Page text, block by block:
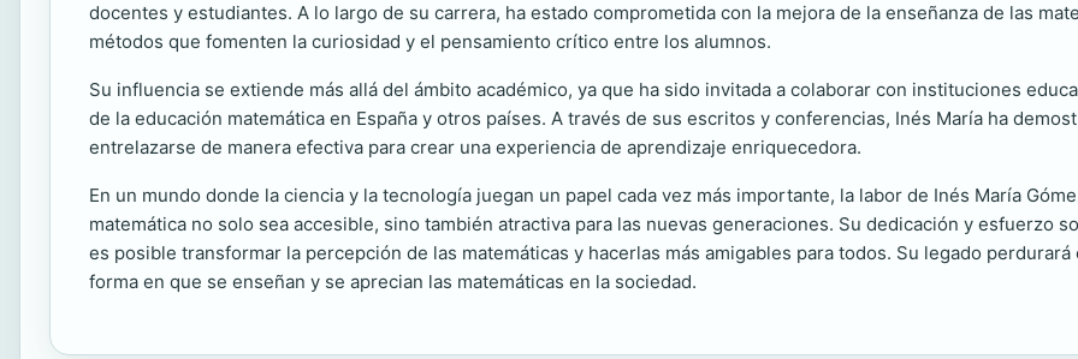
docentes y estudiantes. A lo largo de su carrera, ha estado comprometida con la mejora de la enseñanza de las
métodos que fomenten la curiosidad y el pensamiento crítico entre los alumnos.
Su influencia se extiende más allá del ámbito académico, ya que ha sido invitada a colaborar con instituciones
de la educación matemática en España y otros países. A través de sus escritos y conferencias, Inés María ha
entrelazarse de manera efectiva para crear una experiencia de aprendizaje enriquecedora.
En un mundo donde la ciencia y la tecnología juegan un papel cada vez más importante, la labor de Inés María
matemática no solo sea accesible, sino también atractiva para las nuevas generaciones. Su dedicación y esfuerzo
es posible transformar la percepción de las matemáticas y hacerlas más amigables para todos. Su legado
forma en que se enseñan y se aprecian las matemáticas en la sociedad.